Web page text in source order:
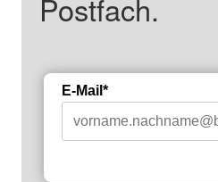
Postfach.
E-Mail*